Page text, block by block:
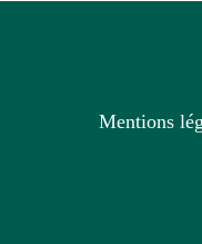
Mentions